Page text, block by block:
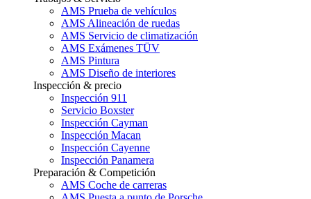
AMS Prueba de vehículos
AMS Alineación de ruedas
AMS Servicio de climatización
AMS Exámenes TÜV
AMS Pintura
AMS Diseño de interiores
Inspección & precio
Inspección 911
Servicio Boxster
Inspección Cayman
Inspección Macan
Inspección Cayenne
Inspección Panamera
Preparación & Competición
AMS Coche de carreras